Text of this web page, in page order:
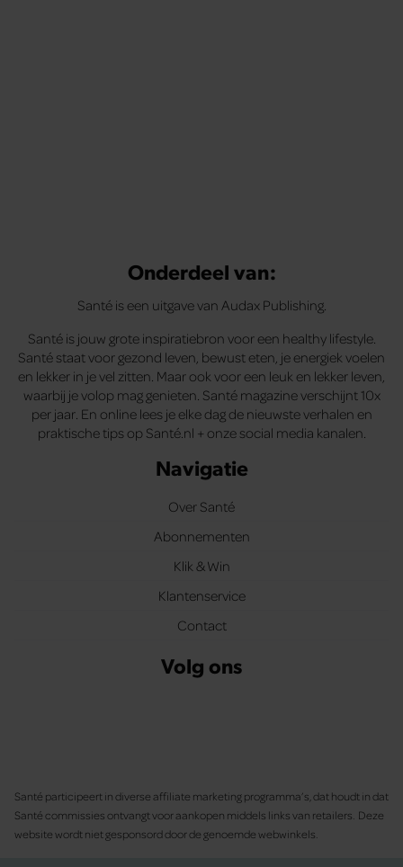
Onderdeel van:
Santé is een uitgave van Audax Publishing.
Santé is jouw grote inspiratiebron voor een healthy lifestyle.
Santé staat voor gezond leven, bewust eten, je energiek voelen
en lekker in je vel zitten. Maar ook voor een leuk en lekker leven,
waarbij je volop mag genieten. Santé magazine verschijnt 10x
per jaar. En online lees je elke dag de nieuwste verhalen en
praktische tips op Santé.nl + onze social media kanalen.
Navigatie
Over Santé
Abonnementen
Klik & Win
Klantenservice
Contact
Volg ons
Santé participeert in diverse affiliate marketing programma’s, dat houdt in dat
Santé commissies ontvangt voor aankopen middels links van retailers. Deze
website wordt niet gesponsord door de genoemde webwinkels.